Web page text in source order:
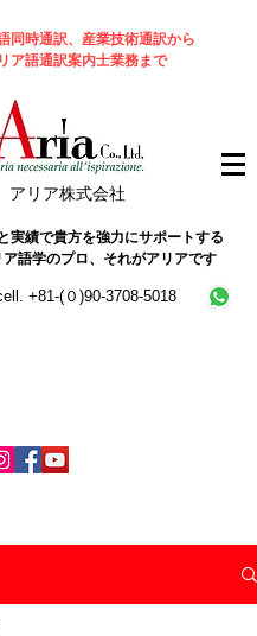
同時通訳、産業技術通訳から
ア語通訳案内士業務まで
​アリア株式会社
実績で貴方を強力にサポートする
語学のプロ、それがアリアです
+81-(０)90-3708-5018